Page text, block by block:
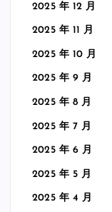
2025 年 12 月
2025 年 11 月
2025 年 10 月
2025 年 9 月
2025 年 8 月
2025 年 7 月
2025 年 6 月
2025 年 5 月
2025 年 4 月